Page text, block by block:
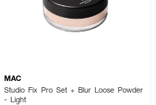
MAC
Studio Fix Pro Set + Blur Loose Powder
- Light